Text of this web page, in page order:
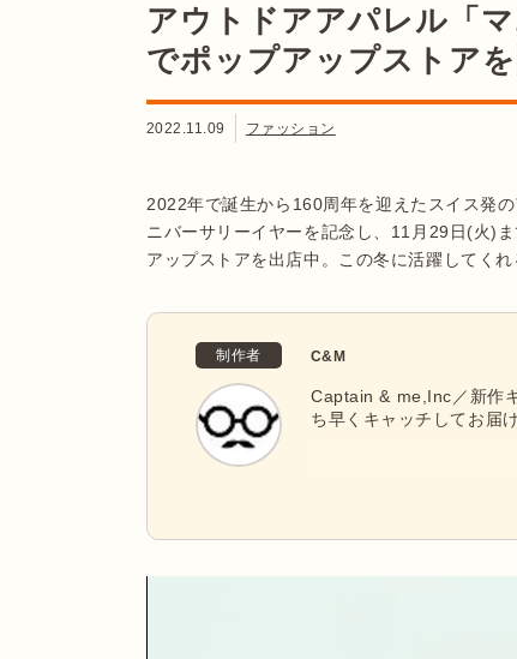
アウトドアアパレル「
でポップアップストア
2022.11.09 ファッション
2022年で誕生から160周年を迎えたスイス発
ニバーサリーイヤーを記念し、11月29日(火)
アップストアを出店中。この冬に活躍してく
制作者 C&M
Captain & me,Inc／新作
ち早くキャッチしてお届